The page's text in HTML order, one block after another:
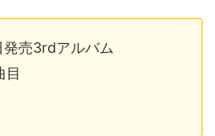
発売3rdアルバム
目